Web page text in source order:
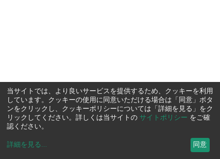
当サイトでは、より良いサービスを提供するため、クッキーを利用
しています。クッキーの使用に同意いただける場合は「同意」ボタ
ンをクリックし、クッキーポリシーについては「詳細を見る」をク
リックしてください。詳しくは当サイトの サイトポリシー をご確
認ください。
詳細を見る ... 同意